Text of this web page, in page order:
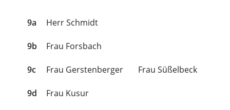
9a Herr Schmidt
9b Frau Forsbach
9c Frau Gerstenberger Frau Süßelbeck
9d Frau Kusur